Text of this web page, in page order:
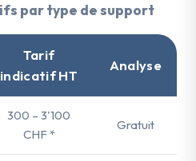
par type de support
Tarif
indicatif HT
Analyse
300 – 3'100
CHF *
Gratuit